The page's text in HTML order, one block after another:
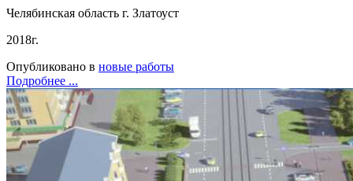
Челябинская область г. Златоуст
2018г.
Опубликовано в новые работы
Подробнее ...